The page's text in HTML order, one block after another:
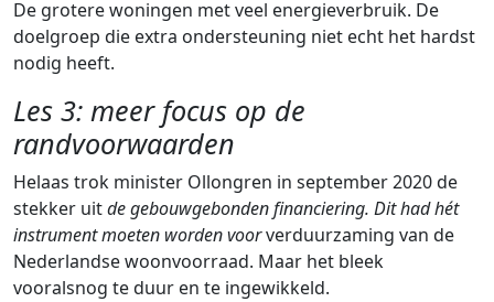
De grotere woningen met veel energieverbruik. De
doelgroep die extra ondersteuning niet echt het hardst
nodig heeft.
Les 3: meer focus op de
randvoorwaarden
Helaas trok minister Ollongren in september 2020 de
stekker uitde gebouwgebonden financiering. Dit had hét
instrument moeten worden voorverduurzaming van de
Nederlandse woonvoorraad. Maar het bleek
vooralsnog te duur en te ingewikkeld.